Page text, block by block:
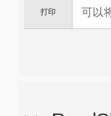
打印 可以